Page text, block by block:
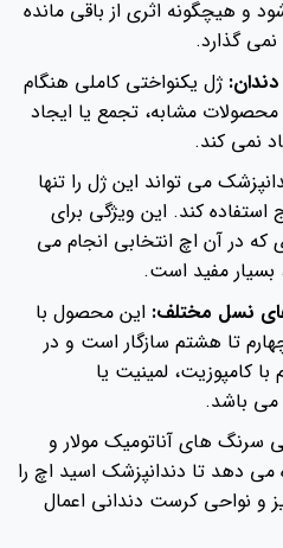
و هیچگونه اثری از باقی مانده
گذارد.
ژل یکنواختی کاملی هنگام
مشابه، تجمع یا ایجاد
نمی کند.
می تواند این ژل را تنها
کند. این ویژگی برای
در آن اچ انتخابی انجام می
های نسل مختلف: این محصول با
تا هشتم سازگار است و در
کامپوزیت، لمینیت یا
می باشد.
سرنگ های آناتومیک مولار و
می دهد تا دندانپزشک اسید اچ را
و نواحی کرست دندانی اعمال